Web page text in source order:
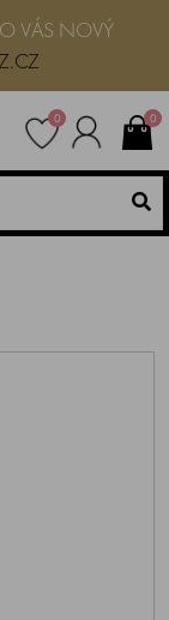
VÁS NOVÝ
0 0